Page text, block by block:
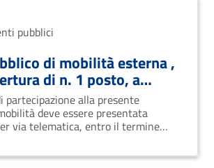
pubblici
di mobilità esterna ,
di n. 1 posto, a
e indeterminato, con
amministrativo,
degli istruttori del
partecipazione alla presente
deve essere presentata
via telematica, entro il termine
alla data di pubblicazione del